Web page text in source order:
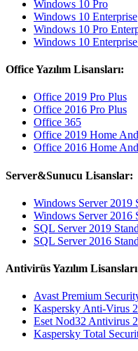
Windows 10 Pro
Windows 10 Enterprise
Windows 10 Pro
Windows 10
Office Yazılım Lisansları:
Office 2019 Pro Plus
Office 2016 Pro Plus
Office 365
Office 2019 Home
Office 2016 Home
Server&Sunucu Lisanslar:
Windows Server 2019
Windows Server 2016
SQL Server 2019
SQL Server 2016
Antivirüs Yazılım
Avast Premium
Kaspersky Anti-Virus
Eset Nod32 Antivirus
Kaspersky Total